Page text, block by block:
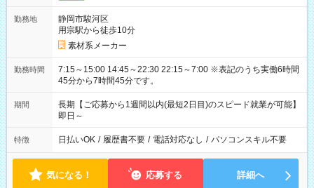
勤務地
静岡市駿河区
用宗駅から徒歩10分
素材系メーカー
勤務時間
7:15～15:00 14:45～22:30 22:15～7:00 ※表記のうち実働6時間
45分から7時間45分です。
期間
長期【ご応募から1週間以内(最短2日目)のスピード就業が可能】
即日～
特徴 日払いOK / 履歴書不要 / 電話対応なし / パソコンスキル不要
気になる！ 応募する 詳細へ